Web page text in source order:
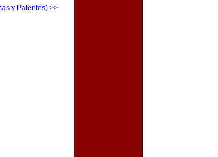
y Patentes) >>